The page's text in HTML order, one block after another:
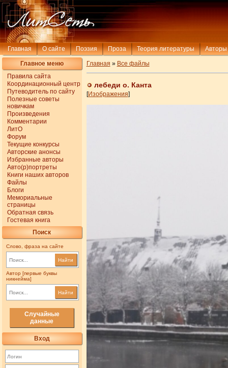
Главная О сайте Поэзия Проза Теория литературы Авторы
Главное меню
Правила сайта
Координационный центр
Путеводитель по сайту
Полезные советы
новичкам
Произведения
Комментарии
ЛитО
Форум
Текущие конкурсы
Авторские анонсы
Избранные авторы
Авто(р)портреты
Книги наших авторов
Файлы
Блоги
Мемориальные
страницы
Обратная связь
Гостевая книга
Поиск
Слово, фраза на сайте
Найти
Автор [первые буквы
никнейма]
Найти
Случайные
данные
Вход
Главная » Все файлы
лебеди о. Канта
[Изображения]